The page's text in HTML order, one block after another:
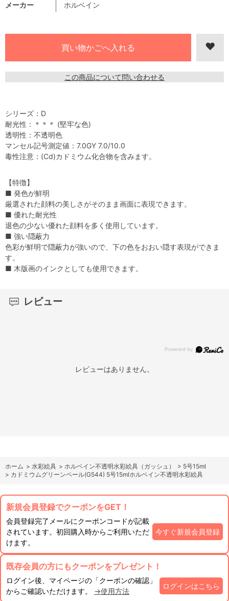
メーカー ホルベイン
この商品について問い合わせる
シリーズ：D
耐光性：＊＊＊ (堅牢な色)
透明性：不透明色
マンセル記号測定値：7.0GY 7.0/10.0
毒性注意：(Cd)カドミウム化合物を含みます。
【特徴】
■ 発色が鮮明
厳選された顔料の美しさがそのまま画面に表現できます。
■ 優れた耐光性
退色の少ない優れた顔料を多く使用しています。
■ 強い隠蔽力
色彩が鮮明で隠蔽力が強いので、下の色をおおい隠す表現ができま
す。
■ 木版画のインクとしても使用できます。
レビュー
レビューはありません。
ホーム > 水彩絵具 > ホルベイン不透明水彩絵具（ガッシュ） > 5号15ml
> カドミウムグリーンペール(G544) 5号15mlホルベイン不透明水彩絵具
新規会員登録でクーポンをGET！
会員登録完了メールにクーポンコードが記載
されています。初回購入時からご利用いただ
けます。
今すぐ新規会員登録
既存会員の方にもクーポンをプレゼント！
ログイン後、マイページの「クーポンの確認」
からご確認いただけます。 →使用方法
ログインはこちら